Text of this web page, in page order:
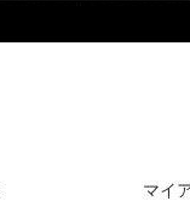
マイ